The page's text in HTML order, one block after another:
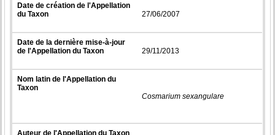
Date de création de l'Appellation
du Taxon
27/06/2007
Date de la dernière mise-à-jour
de l'Appellation du Taxon
29/11/2013
Nom latin de l'Appellation du
Taxon
Cosmarium sexangulare
Auteur de l'Appellation du Taxon